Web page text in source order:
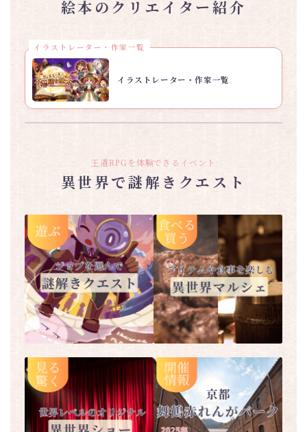
絵本のクリエイター紹介
イラストレーター・作家一覧
イラストレーター・作家一覧
王道RPGを体験できるイベント
異世界で謎解きクエスト